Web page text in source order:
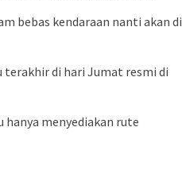
bebas kendaraan nanti akan di
terakhir di hari Jumat resmi di
hanya menyediakan rute